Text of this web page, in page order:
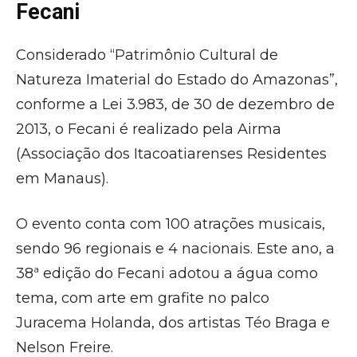
Fecani
Considerado “Patrimônio Cultural de
Natureza Imaterial do Estado do Amazonas”,
conforme a Lei 3.983, de 30 de dezembro de
2013, o Fecani é realizado pela Airma
(Associação dos Itacoatiarenses Residentes
em Manaus).
O evento conta com 100 atrações musicais,
sendo 96 regionais e 4 nacionais. Este ano, a
38ª edição do Fecani adotou a água como
tema, com arte em grafite no palco
Juracema Holanda, dos artistas Téo Braga e
Nelson Freire.